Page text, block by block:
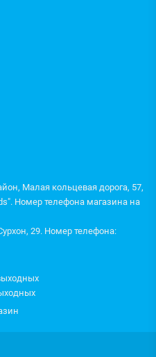
Малая кольцевая дорога, 57,
Номер телефона магазина на
29. Номер телефона: